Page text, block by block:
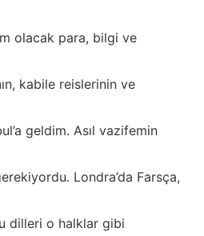
olacak para, bilgi ve
kabile reislerinin ve
geldim. Asıl vazifemin
Londra’da Farsça,
dilleri o halklar gibi